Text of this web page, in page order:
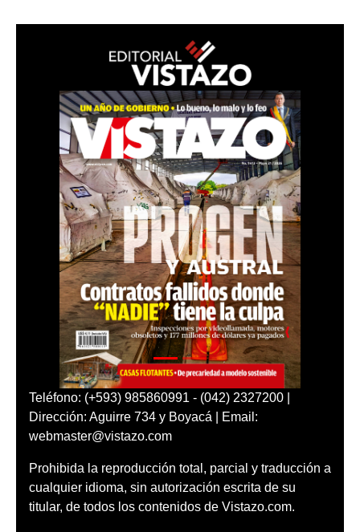
Teléfono: (+593) 985860991 - (042) 2327200 |
Dirección: Aguirre 734 y Boyacá | Email:
webmaster@vistazo.com
Prohibida la reproducción total, parcial y traducción a
cualquier idioma, sin autorización escrita de su
titular, de todos los contenidos de Vistazo.com.